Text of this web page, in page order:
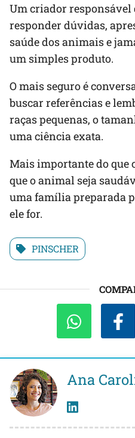
Um criador
responder dúvidas,
saúde dos animais e
um simples produto.
O mais seguro é
buscar referências e
raças pequenas, o
uma ciência exata.
Mais importante do que
que o animal seja
uma família preparada
ele for.
PINSCHER
Ana